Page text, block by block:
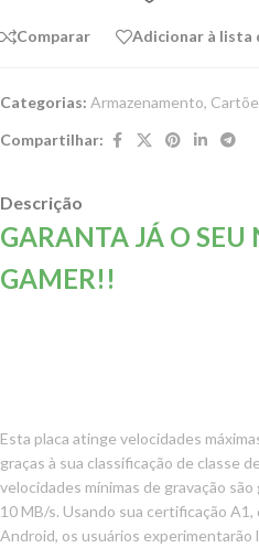
Comparar Adicionar à lista
Categorias: Armazenamento,
Compartilhar:
Descrição
GARANTA JÁ O
GAMER!!
Esta placa atinge velocidades
graças à sua classificação de classe
velocidades mínimas de gravação
10 MB/s. Usando sua certificação
Android, os usuários experimentarão